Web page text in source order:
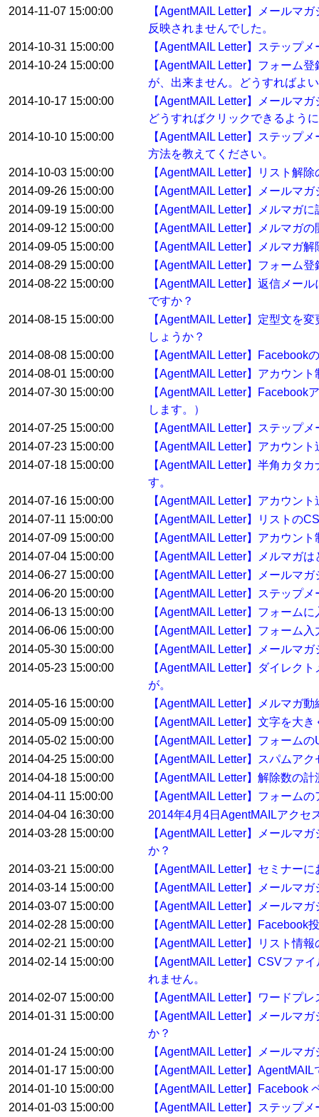
2014-11-07 15:00:00
【AgentMAIL Letter】メールマ
反映されませんでした。
2014-10-31 15:00:00
【AgentMAIL Letter】ステップ
2014-10-24 15:00:00
【AgentMAIL Letter】フォーム
が、出来ません。どうすればよ
2014-10-17 15:00:00
【AgentMAIL Letter】メールマ
どうすればクリックできるよう
2014-10-10 15:00:00
【AgentMAIL Letter】ステップ
方法を教えてください。
2014-10-03 15:00:00
【AgentMAIL Letter】リスト解
2014-09-26 15:00:00
【AgentMAIL Letter】メールマ
2014-09-19 15:00:00
【AgentMAIL Letter】メルマガ
2014-09-12 15:00:00
【AgentMAIL Letter】メルマガ
2014-09-05 15:00:00
【AgentMAIL Letter】メルマガ
2014-08-29 15:00:00
【AgentMAIL Letter】フォーム
2014-08-22 15:00:00
【AgentMAIL Letter】返信メー
ですか？
2014-08-15 15:00:00
【AgentMAIL Letter】定型文を
しょうか？
2014-08-08 15:00:00
【AgentMAIL Letter】
2014-08-01 15:00:00
【AgentMAIL Letter】アカウン
2014-07-30 15:00:00
【AgentMAIL Letter】
します。）
2014-07-25 15:00:00
【AgentMAIL Letter】ステップ
2014-07-23 15:00:00
【AgentMAIL Letter】アカウン
2014-07-18 15:00:00
【AgentMAIL Letter】半角カタ
す。
2014-07-16 15:00:00
【AgentMAIL Letter】アカウン
2014-07-11 15:00:00
【AgentMAIL Letter】リストの
2014-07-09 15:00:00
【AgentMAIL Letter】アカウン
2014-07-04 15:00:00
【AgentMAIL Letter】メルマガ
2014-06-27 15:00:00
【AgentMAIL Letter】メールマ
2014-06-20 15:00:00
【AgentMAIL Letter】ステップ
2014-06-13 15:00:00
【AgentMAIL Letter】フォーム
2014-06-06 15:00:00
【AgentMAIL Letter】フォーム
2014-05-30 15:00:00
【AgentMAIL Letter】メールマ
2014-05-23 15:00:00
【AgentMAIL Letter】ダイレク
が。
2014-05-16 15:00:00
【AgentMAIL Letter】メルマガ
2014-05-09 15:00:00
【AgentMAIL Letter】文字を大
2014-05-02 15:00:00
【AgentMAIL Letter】フォーム
2014-04-25 15:00:00
【AgentMAIL Letter】スパムア
2014-04-18 15:00:00
【AgentMAIL Letter】解除数の
2014-04-11 15:00:00
【AgentMAIL Letter】フォーム
2014-04-04 16:30:00
2014年4月4日AgentMAILアクセ
2014-03-28 15:00:00
【AgentMAIL Letter】メールマ
か？
2014-03-21 15:00:00
【AgentMAIL Letter】セミナー
2014-03-14 15:00:00
【AgentMAIL Letter】メールマ
2014-03-07 15:00:00
【AgentMAIL Letter】メールマ
2014-02-28 15:00:00
【AgentMAIL Letter】Facebook
2014-02-21 15:00:00
【AgentMAIL Letter】リスト情
2014-02-14 15:00:00
【AgentMAIL Letter】CSVファ
れません。
2014-02-07 15:00:00
【AgentMAIL Letter】ワードプ
2014-01-31 15:00:00
【AgentMAIL Letter】メールマ
か？
2014-01-24 15:00:00
【AgentMAIL Letter】メールマ
2014-01-17 15:00:00
【AgentMAIL Letter】
2014-01-10 15:00:00
【AgentMAIL Letter】Facebook
2014-01-03 15:00:00
【AgentMAIL Letter】ステップ